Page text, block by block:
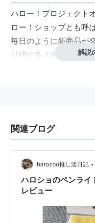
ハロー！プロジェクト
ロー！ショップとも呼
毎日のように新商品が
り続けるステキな場所
報が掲示されるように
く、ちゃんと更新され
常設店舗
東京秋葉原店（
解説
関連ブログ
harozoo推し活日記 •
ハロショのペンライ
レビュー